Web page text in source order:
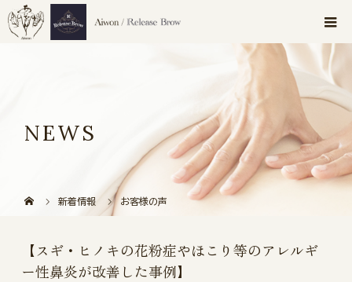
NEWS
新着情報 お客様の声
【スギ・ヒノキの花粉症やほこり等のアレルギ
ー性鼻炎が改善した事例】